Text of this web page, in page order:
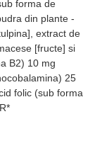
forma de
din plante -
extract de
[fructe] si
B2) 10 mg
25
folic (sub forma